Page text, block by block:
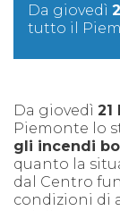
Da giovedì
tutto il
Da giovedì 21
Piemonte lo
gli incendi
quanto la
dal Centro
condizioni di